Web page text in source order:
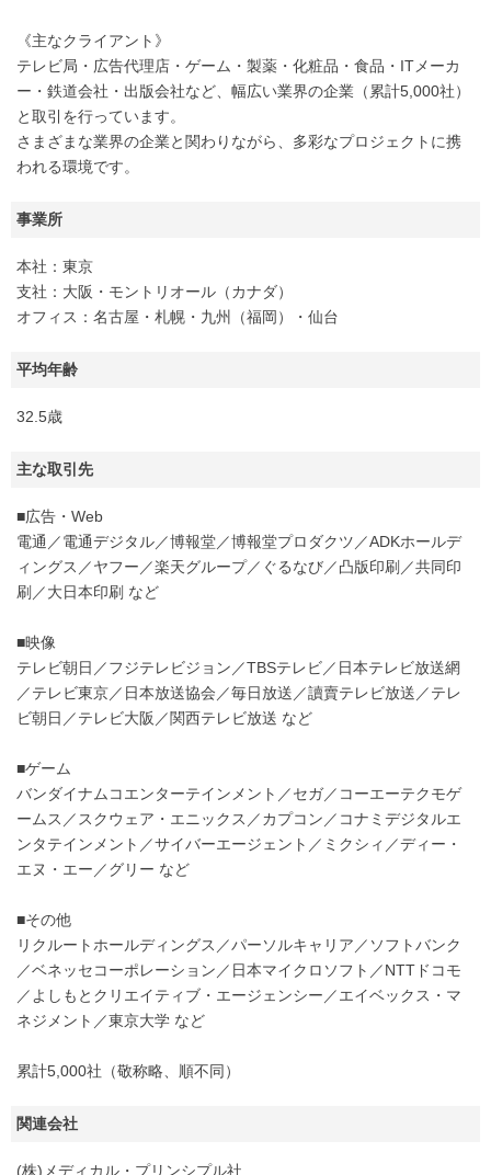
《主なクライアント》
テレビ局・広告代理店・ゲーム・製薬・化粧品・食品・ITメーカ
ー・鉄道会社・出版会社など、幅広い業界の企業（累計5,000社）
と取引を行っています。
さまざまな業界の企業と関わりながら、多彩なプロジェクトに携
われる環境です。
事業所
本社：東京
支社：大阪・モントリオール（カナダ）
オフィス：名古屋・札幌・九州（福岡）・仙台
平均年齢
32.5歳
主な取引先
■広告・Web
電通／電通デジタル／博報堂／博報堂プロダクツ／ADKホールデ
ィングス／ヤフー／楽天グループ／ぐるなび／凸版印刷／共同印
刷／大日本印刷 など
■映像
テレビ朝日／フジテレビジョン／TBSテレビ／日本テレビ放送網
／テレビ東京／日本放送協会／毎日放送／讀賣テレビ放送／テレ
ビ朝日／テレビ大阪／関西テレビ放送 など
■ゲーム
バンダイナムコエンターテインメント／セガ／コーエーテクモゲ
ームス／スクウェア・エニックス／カプコン／コナミデジタルエ
ンタテインメント／サイバーエージェント／ミクシィ／ディー・
エヌ・エー／グリー など
■その他
リクルートホールディングス／パーソルキャリア／ソフトバンク
／ベネッセコーポレーション／日本マイクロソフト／NTTドコモ
／よしもとクリエイティブ・エージェンシー／エイベックス・マ
ネジメント／東京大学 など
累計5,000社（敬称略、順不同）
関連会社
(株)メディカル・プリンシプル社